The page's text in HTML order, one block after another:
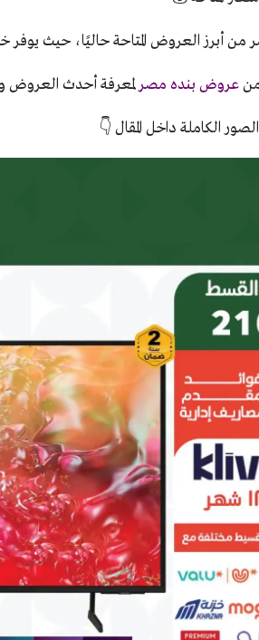
أبرز العروض المتاحة حاليًا، حيث
منعروض بنده مصر لمعرفة أحدث العروض
الكاملة داخل المقال 👇